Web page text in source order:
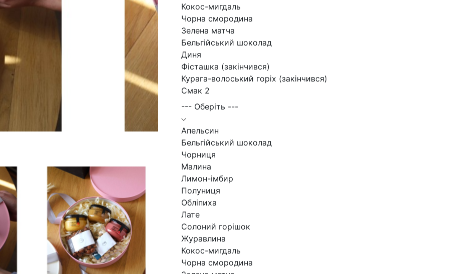
Кокос-мигдаль
Чорна смородина
Зелена матча
Бельгійський шоколад
Диня
Фісташка (закінчився)
Курага-волоський горіх (закінчився)
Смак 2
--- Оберіть ---
Апельсин
Бельгійський шоколад
Чорниця
Малина
Лимон-імбир
Полуниця
Обліпиха
Лате
Солоний горішок
Журавлина
Кокос-мигдаль
Чорна смородина